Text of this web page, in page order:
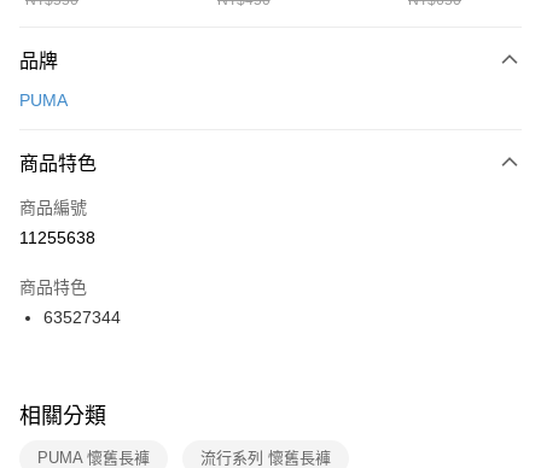
台灣樂天信用卡公司
【關於「AFTEE先享後付」】
便利好安心！
３．安心：先確認商品／服務後，再付款。
【「AFTEE先享後付」結帳流程】
１．於結帳方式選擇「AFTEE先享後付」後，將跳轉至「AFTEE先享後付」
２．訂單成立數日內，您將收到繳費通知簡訊。
３．收到繳費通知簡訊後14天內，點擊此簡訊中的連結，可透過四大超商／
ATM／網路銀行／等多元方式進行付款，方視為交易完成。
※ 交易是否成功請以「AFTEE先享後付 」之結帳頁面顯示為準，若有關於
是否繳費成功／繳費後需取消欲退款等相關疑問，請聯繫「AFTEE先享後付
客戶支援中心」https://netprotections.freshdesk.com/support/home
運送方式
每筆NT$100，滿NT$1,500(含以上)免運費
宅配
每筆NT$100，滿NT$1,500(含以上)免運費
付款後門市自取
每筆NT$100，滿NT$1,500(含以上)免運費
FZ3073133
品牌
PUMA
商品特色
商品編號
11255638
商品特色
63527344
相關分類
PUMA 懷舊長褲 流行系列 懷舊長褲